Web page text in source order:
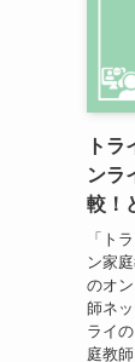
ト
ンラ
較！
「ト
ン家
のオ
師ネ
ライ
庭教